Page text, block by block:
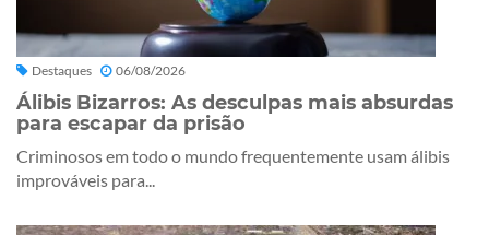
Destaques 06/08/2026
Álibis Bizarros: As desculpas mais absurdas
para escapar da prisão
Criminosos em todo o mundo frequentemente usam álibis
improváveis para...